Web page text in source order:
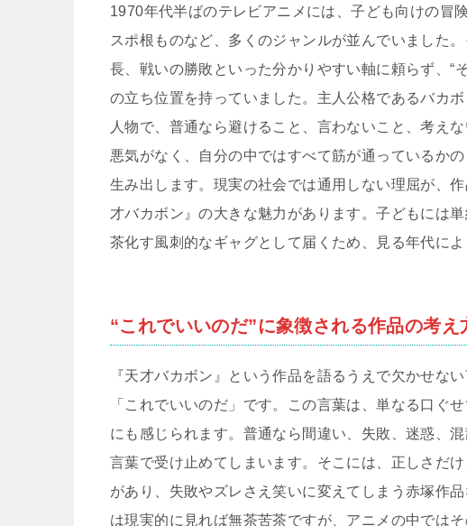
1970年代半ばのテレビアニメには、子ども向けの冒
スポ根ものなど、多くのジャンルが並んでいました
長、戦いの勝敗といった分かりやすい軸に頼らず、“
の立ち位置を持っていました。主人公格であるバカ
人物で、普通なら避けること、言わないこと、考え
悪気がなく、自分の中ではすべて筋が通っているか
生み出します。現実の社会では通用しない理屈が、
才バカボン』の大きな魅力があります。子どもには
茶化す風刺的なギャグとして届くため、見る年代に
“これでいいのだ”に象徴される作品の考え
『天才バカボン』という作品を語るうえで欠かせな
「これでいいのだ」です。この言葉は、単なる口ぐ
にも感じられます。普通なら間違い、失敗、迷惑、
言葉で受け止めてしまいます。そこには、正しさだ
があり、失敗やズレさえ笑いに変えてしまう赤塚作
は現実的に見れば無茶苦茶ですが、アニメの中では